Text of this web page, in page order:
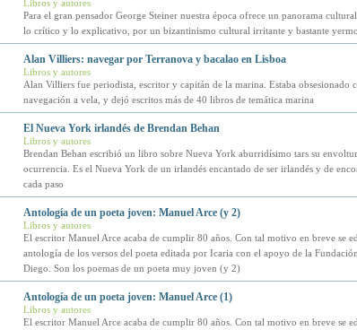
Libros y autores
Para el gran pensador George Steiner nuestra época ofrece un panorama
lo crítico y lo explicativo, por un bizantinismo cultural irritante y bastante yermo
Alan Villiers: navegar por Terranova y bacalao en Lisboa
Libros y autores
Alan Villiers fue periodista, escritor y capitán de la marina. Estaba obsesionado
navegación a vela, y dejó escritos más de 40 libros de temática marina
El Nueva York irlandés de Brendan Behan
Libros y autores
Brendan Behan escribió un libro sobre Nueva York aburridísimo tars su
ocurrencia. Es el Nueva York de un irlandés encantado de ser irlandés y de
cada paso
Antología de un poeta joven: Manuel Arce (y 2)
Libros y autores
El escritor Manuel Arce acaba de cumplir 80 años. Con tal motivo en breve se
antología de los versos del poeta editada por Icaria con el apoyo de la
Diego. Son los poemas de un poeta muy joven (y 2)
Antología de un poeta joven: Manuel Arce (1)
Libros y autores
El escritor Manuel Arce acaba de cumplir 80 años. Con tal motivo en breve se